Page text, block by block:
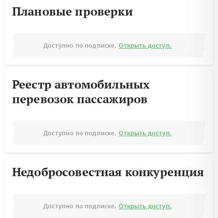
Плановые проверки
Доступно по подписке. Открыть доступ.
Реестр автомобильных
перевозок пассажиров
Доступно по подписке. Открыть доступ.
Недобросовестная конкуренция
Доступно по подписке. Открыть доступ.